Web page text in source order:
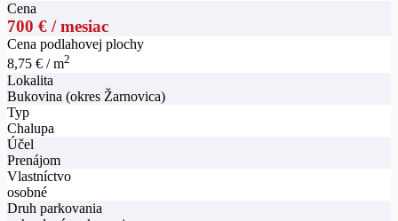
Cena
700 € / mesiac
Cena podlahovej plochy
8,75 € / m2
Lokalita
Bukovina (okres Žarnovica)
Typ
Chalupa
Účel
Prenájom
Vlastníctvo
osobné
Druh parkovania